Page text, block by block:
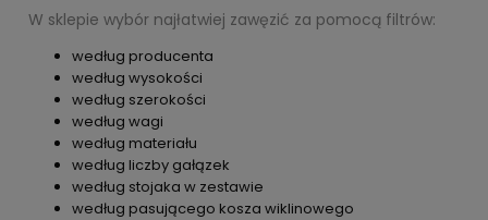
W sklepie wybór najłatwiej zawęzić za pomocą filtrów:
według producenta
według wysokości
według szerokości
według wagi
według materiału
według liczby gałązek
według stojaka w zestawie
według pasującego kosza wiklinowego